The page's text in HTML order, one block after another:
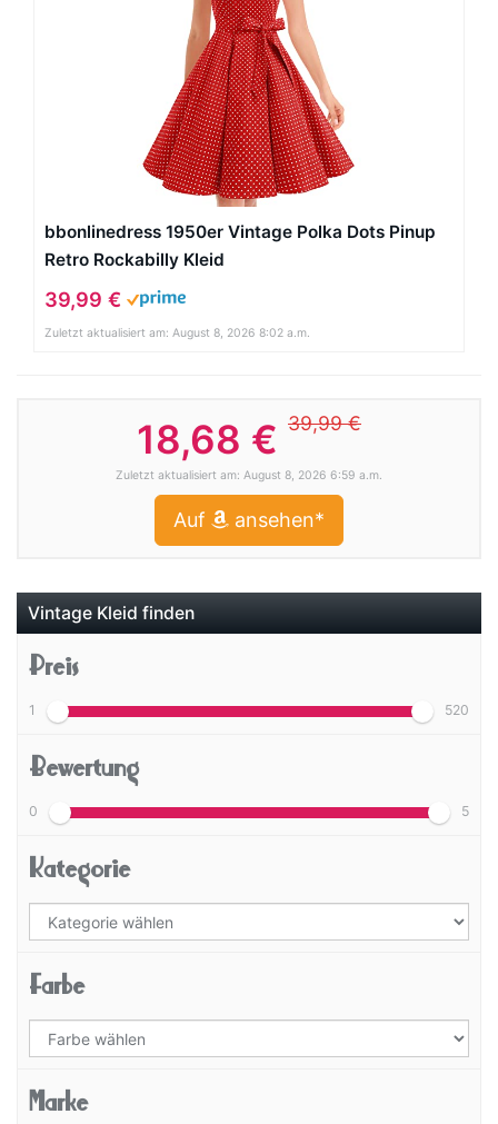
bbonlinedress 1950er Vintage Polka Dots Pinup
Retro Rockabilly Kleid
39,99 €
Zuletzt aktualisiert am: August 8, 2026 8:02 a.m.
18,68 € 39,99 €
Zuletzt aktualisiert am: August 8, 2026 6:59 a.m.
Auf ansehen*
Vintage Kleid finden
Preis
1 520
Bewertung
0 5
Kategorie
Farbe
Marke